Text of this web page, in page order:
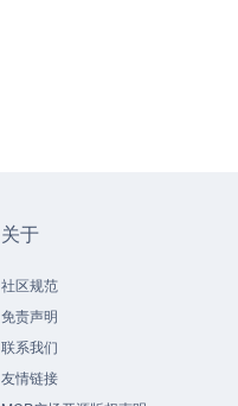
关于
社区规范
免责声明
联系我们
友情链接